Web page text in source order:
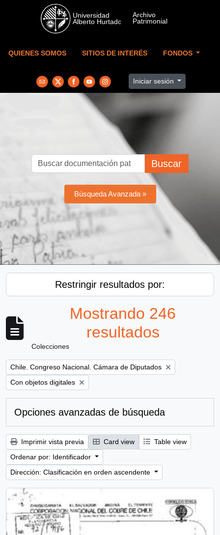
Skip to main content
QUIENES SOMOS SITIOS DE INTERÉS FONDOS
Iniciar sesión
Buscar
Búsqueda Avanzada »
Restringir resultados por:
Mostrando 246
resultados
Colecciones
Remove filter:
Chile. Congreso Nacional. Cámara de Diputados
Remove filter:
Con objetos digitales
Opciones avanzadas de búsqueda
Imprimir vista previa Card view
Table view
Ordenar por: Identificador
Dirección: Clasificación en orden ascendente